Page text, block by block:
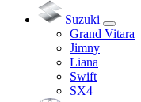
Suzuki
Grand Vitara
Jimny
Liana
Swift
SX4